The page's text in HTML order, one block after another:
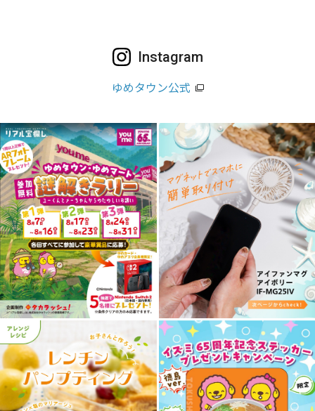
Instagram
ゆめタウン公式